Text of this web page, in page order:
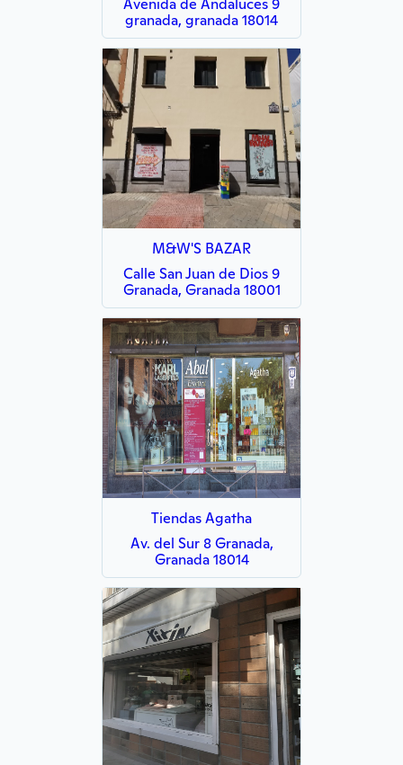
Avenida de Andaluces 9
granada, granada 18014
M&W'S BAZAR
Calle San Juan de Dios 9
Granada, Granada 18001
Tiendas Agatha
Av. del Sur 8 Granada,
Granada 18014